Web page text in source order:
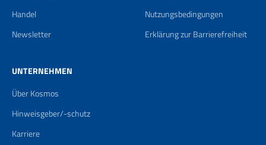
Handel
Newsletter
Nutzungsbedingungen
Erklärung zur Barrierefreiheit
UNTERNEHMEN
Über Kosmos
Hinweisgeber/-schutz
Karriere